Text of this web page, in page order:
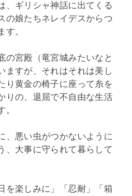
、ギリシャ神話に出てくる
の娘たちネレイデスからつ
す。
の宮殿（竜宮城みたいなと
ますが、それはそれは美し
り黄金の椅子に座って糸を
りの、退屈で不自由な生活
。
、悪い虫がつかないように
、大事に守られて暮らして
を楽しみに」「忍耐」「箱